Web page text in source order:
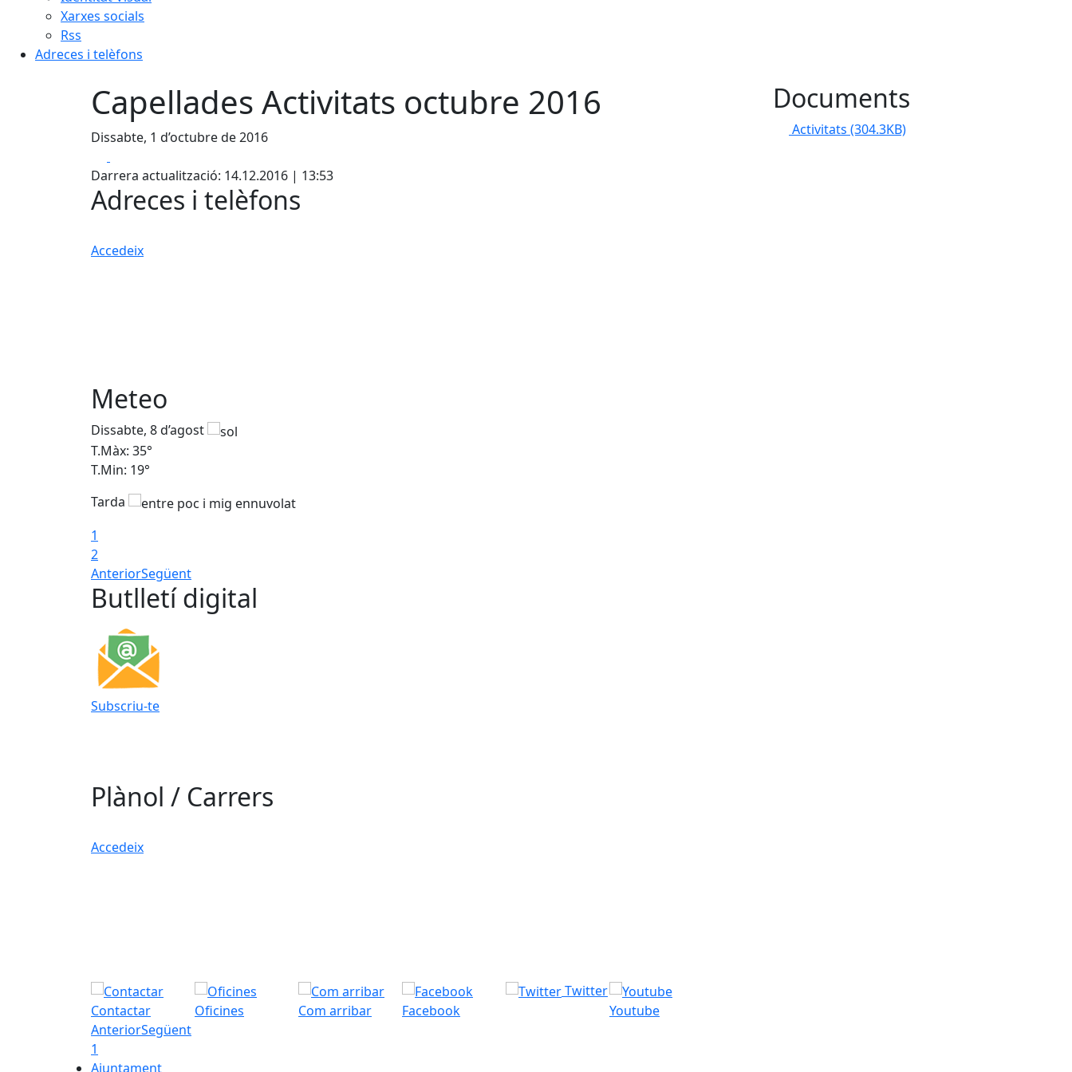
Xarxes socials
Rss
Adreces i telèfons
Capellades Activitats octubre 2016
Dissabte, 1 d’octubre de 2016
Darrera actualització: 14.12.2016 | 13:53
Documents
Activitats (304.3KB)
Adreces i telèfons
Accedeix
Meteo
Dissabte, 8 d’agost
T.Màx: 35°
T.Min: 19°
Tarda
1
2
AnteriorSegüent
Butlletí digital
Subscriu-te
Plànol / Carrers
Accedeix
Contactar Oficines Com arribar Facebook
Twitter
Youtube
AnteriorSegüent
1
Ajuntament